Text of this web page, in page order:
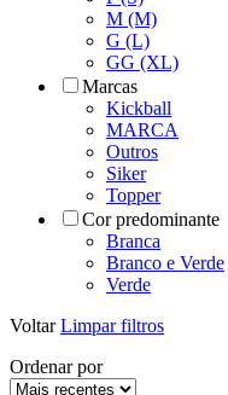
M (M)
G (L)
GG (XL)
Marcas
Kickball
MARCA
Outros
Siker
Topper
Cor predominante
Branca
Branco e Verde
Verde
Voltar Limpar filtros
Ordenar por